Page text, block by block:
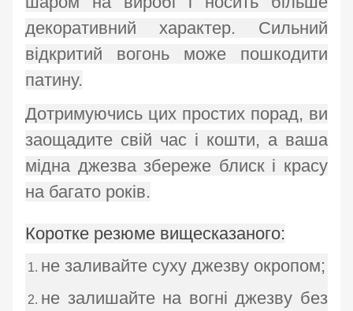
декоративний характер. Сильний
відкритий вогонь може пошкодити
патину.
Дотримуючись цих простих порад, ви
заощадите свій час і кошти, а ваша
мідна джезва збереже блиск і красу
на багато років.
Коротке резюме вищесказаного:
не заливайте суху джезву окропом;
не залишайте на вогні джезву без